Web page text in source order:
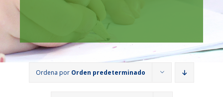
Ordena por Orden predeterminado